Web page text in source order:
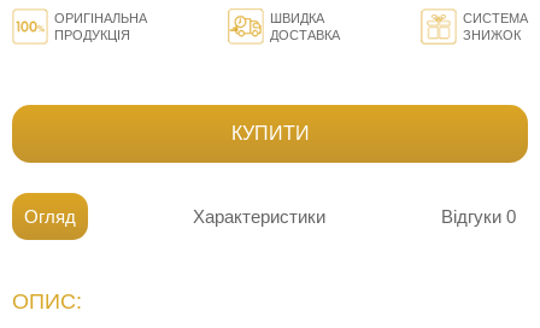
ОРИГІНАЛЬНА
ПРОДУКЦІЯ
ШВИДКА
ДОСТАВКА
СИСТЕМА
ЗНИЖОК
КУПИТИ
Огляд Характеристики Відгуки 0
ОПИС: